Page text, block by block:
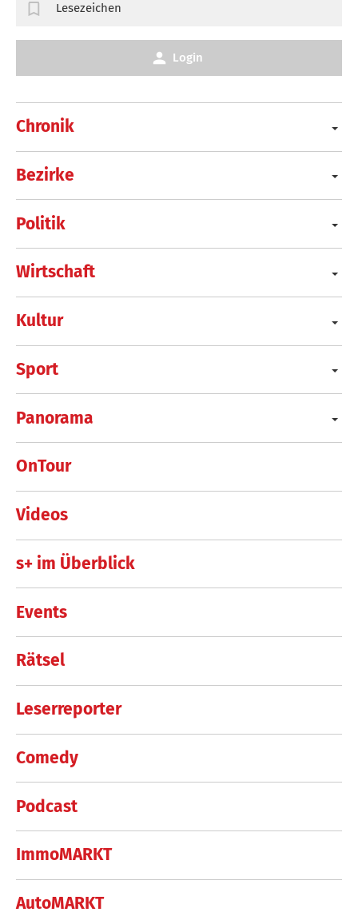
Chronik
Bezirke
Politik
Wirtschaft
Kultur
Sport
Panorama
OnTour
Videos
s+ im Überblick
Events
Rätsel
Leserreporter
Comedy
Podcast
ImmoMARKT
AutoMARKT
Lesezeichen
Login